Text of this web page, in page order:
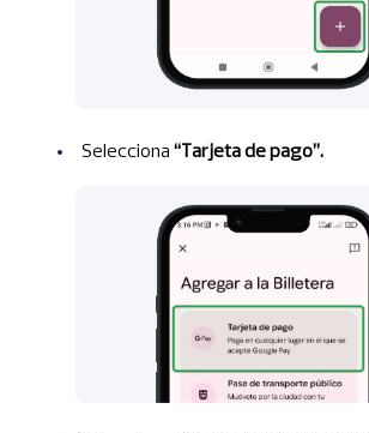
Selecciona “Tarjeta de pago”.